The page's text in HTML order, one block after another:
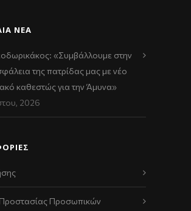
ΝΈΑ
«Συμβάλλουμε στην
της πατρίδας μας με νέο
καθεστώς για την Άμυνα»
2026
Προστασίας Προσωπικών